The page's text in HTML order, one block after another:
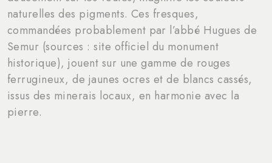
naturelles des pigments. Ces fresques,
commandées probablement par l’abbé Hugues de
Semur (sources : site officiel du monument
historique), jouent sur une gamme de rouges
ferrugineux, de jaunes ocres et de blancs cassés,
issus des minerais locaux, en harmonie avec la
pierre.